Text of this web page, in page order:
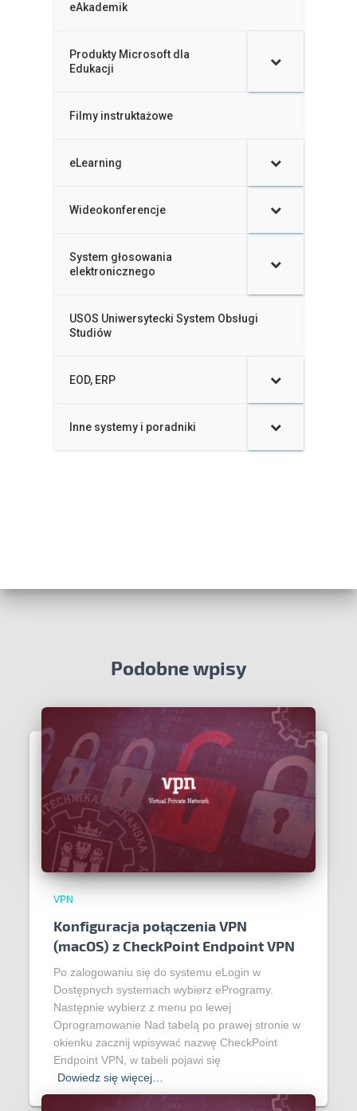
eAkademik
Produkty Microsoft dla
Edukacji
–
Filmy instruktażowe
–
eLearning
–
Wideokonferencje
–
System głosowania
elektronicznego
–
USOS Uniwersytecki System Obsługi
Studiów
–
EOD, ERP
–
Inne systemy i poradniki
–
Podobne wpisy
VPN
Konfiguracja połączenia VPN
(macOS) z CheckPoint Endpoint VPN
Po zalogowaniu się do systemu eLogin w
Dostępnych systemach wybierz eProgramy.
Następnie wybierz z menu po lewej
Oprogramowanie Nad tabelą po prawej stronie w
okienku zacznij wpisywać nazwę CheckPoint
Endpoint VPN, w tabeli pojawi się
Dowiedz się więcej…